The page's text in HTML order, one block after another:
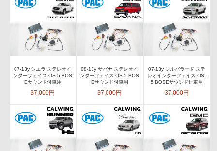
07-13y シエラ ステレオイ
ンターフェイス OS-5 BOS
Eサウンド付車用
37,000円
08-13y サバナ ステレオイ
ンターフェイス OS-5 BOS
Eサウンド付車用
37,000円
07-13y シルバラード ステ
レオインターフェイス OS-
5 BOSEサウンド付車用
37,000円